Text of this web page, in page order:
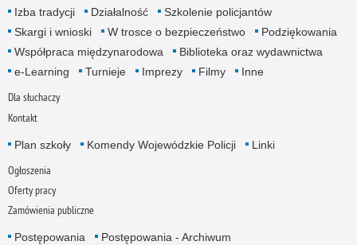
Izba tradycji
Działalność
Szkolenie policjantów
Skargi i wnioski
W trosce o bezpieczeństwo
Podziękowania
Współpraca międzynarodowa
Biblioteka oraz wydawnictwa
e-Learning
Turnieje Imprezy Filmy Inne
Dla słuchaczy
Kontakt
Plan szkoły Komendy Wojewódzkie Policji Linki
Ogłoszenia
Oferty pracy
Zamówienia publiczne
Postępowania
Postępowania - Archiwum